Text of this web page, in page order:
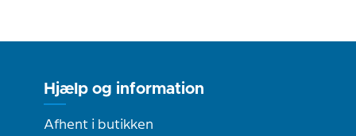
Hjælp og information
Afhent i butikken